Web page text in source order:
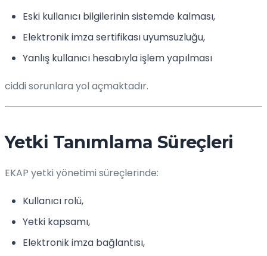
Eski kullanıcı bilgilerinin sistemde kalması,
Elektronik imza sertifikası uyumsuzluğu,
Yanlış kullanıcı hesabıyla işlem yapılması
ciddi sorunlara yol açmaktadır.
Yetki Tanımlama Süreçleri
EKAP yetki yönetimi süreçlerinde:
Kullanıcı rolü,
Yetki kapsamı,
Elektronik imza bağlantısı,